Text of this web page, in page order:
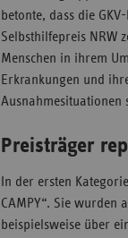
betonte, dass die
Selbsthilfepreis NRW
Menschen in ihrem
Erkrankungen und
Ausnahmesituationen
Preisträger
In der ersten
CAMPY“. Sie wurden
beispielsweise über